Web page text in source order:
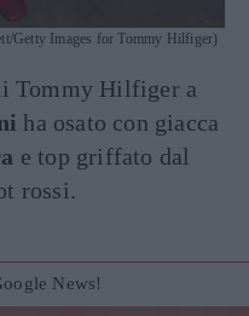
Getty Images for Tommy Hilfiger)
Tommy Hilfiger a
ha osato con giacca
e top griffato dal
rossi.
News!